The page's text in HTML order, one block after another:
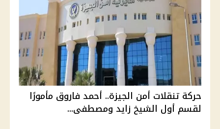
حركة تنقلات أمن الجيزة.. أحمد فاروق مأمورًا
لقسم أول الشيخ زايد ومصطفى...